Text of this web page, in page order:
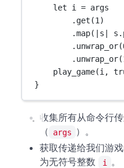
let i = args
. get (1 )
.map( | s | s .
. unwrap_or(
. unwrap_or(
play_game(i,
}
收集所有从命令行
（
args
）。
获取传递给我们游
为无符号整数
i
。